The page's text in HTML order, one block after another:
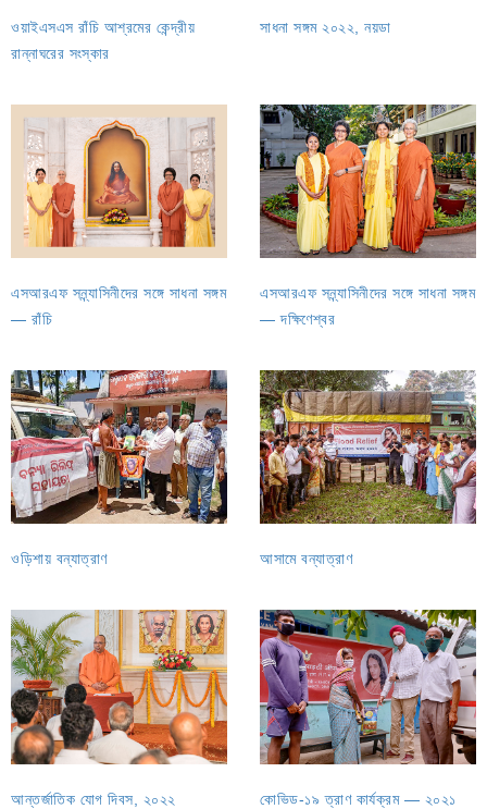
ওয়াইএসএস রাঁচি আশ্রমের কেন্দ্রীয়
রান্নাঘরের সংস্কার
সাধনা সঙ্গম ২০২২, নয়ডা
এসআরএফ সন্ন্যাসিনীদের সঙ্গে সাধনা সঙ্গম
— রাঁচি
এসআরএফ সন্ন্যাসিনীদের সঙ্গে সাধনা সঙ্গম
— দক্ষিণেশ্বর
ওড়িশায় বন্যাত্রাণ আসামে বন্যাত্রাণ
আন্তর্জাতিক যোগ দিবস, ২০২২ কোভিড-১৯ ত্রাণ কার্যক্রম — ২০২১